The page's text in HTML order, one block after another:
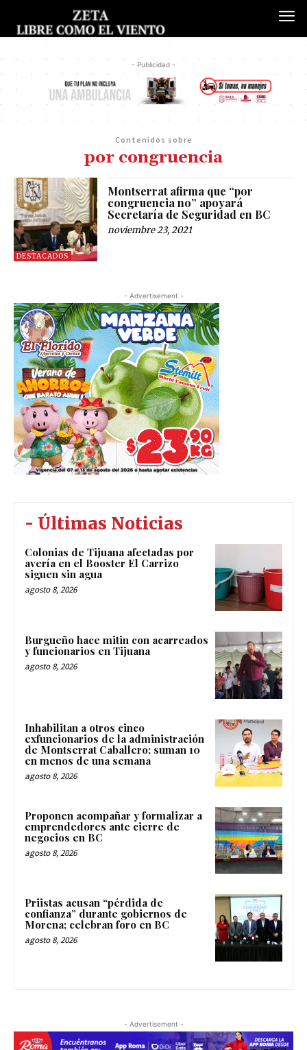
- Publicidad -
Contenidos sobre
por congruencia
DESTACADOS
Montserrat afirma que “por
congruencia no” apoyará
Secretaría de Seguridad en BC
noviembre 23, 2021
- Advertisement -
- Últimas Noticias
Colonias de Tijuana afectadas por
avería en el Booster El Carrizo
siguen sin agua
agosto 8, 2026
Burgueño hace mitin con acarreados
y funcionarios en Tijuana
agosto 8, 2026
Inhabilitan a otros cinco
exfuncionarios de la administración
de Montserrat Caballero; suman 10
en menos de una semana
agosto 8, 2026
Proponen acompañar y formalizar a
emprendedores ante cierre de
negocios en BC
agosto 8, 2026
Priistas acusan “pérdida de
confianza” durante gobiernos de
Morena; celebran foro en BC
agosto 8, 2026
- Advertisement -